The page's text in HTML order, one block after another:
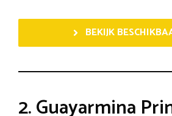
BEKIJK
2. Guayarmina